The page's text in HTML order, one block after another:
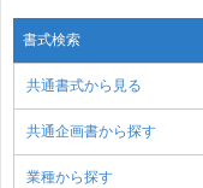
書式検索
共通書式から見る
共通企画書から探す
業種から探す